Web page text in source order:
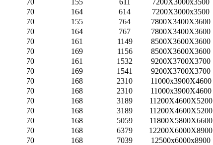
70
164 614
7200X3000x3500
70
155 764
7800X3400X3600
70
164 767
7800X3400X3600
70
161 1149
8500X3600X3600
70
169 1156
8500X3600X3600
70
161 1532
9200X3700X3700
70
169 1541
9200X3700X3700
70
168 2310
11000x3900X4600
70
168 2310
11000x3900X4600
70
168 3189
11200X4600X5200
70
168 3189
11200X4600X5200
70
168 5059
11800X5800X6600
70
168 6379
12200X6000X8900
70
168 7039
12500x6000x8900